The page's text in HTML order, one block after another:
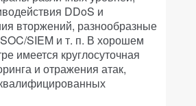
DDoS и
вторжений, разнообразные
SIEM и т. п. В хорошем
имеется круглосуточная
и отражения атак,